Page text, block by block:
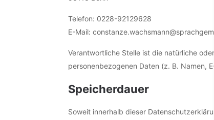
Telefon: 0228-92129628
E-Mail:
Verantwortliche Stelle ist die natürliche
personenbezogenen Daten (z. B. Namen,
Speicherdauer
Soweit innerhalb dieser